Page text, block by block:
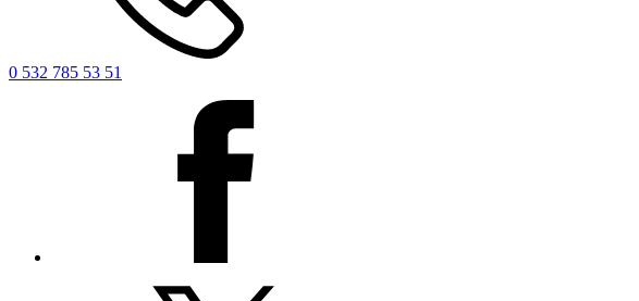
0 532 785 53 51